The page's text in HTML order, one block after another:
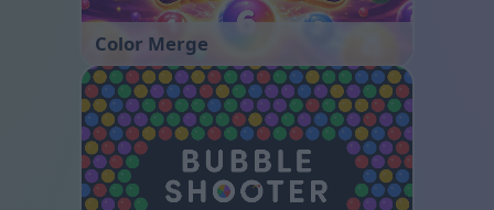
Color Merge